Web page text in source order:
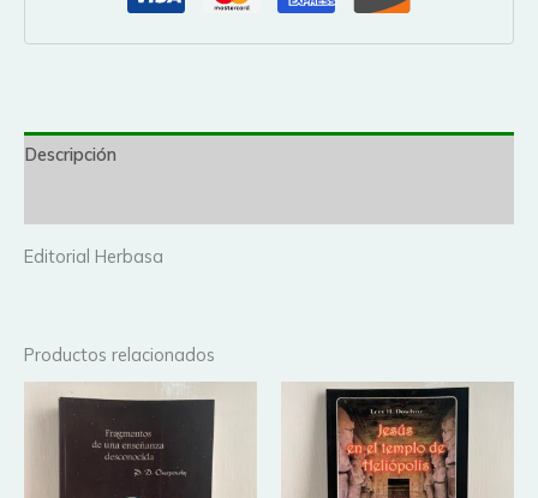
Descripción
Editorial Herbasa
Productos relacionados